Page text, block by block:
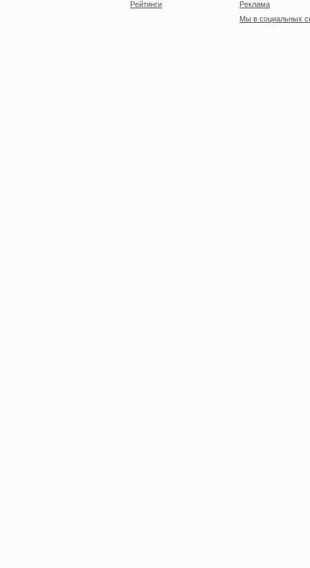
Рейтинги
Реклама
Мы в социальных